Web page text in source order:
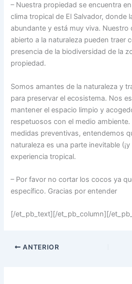
– Nuestra propiedad se encuentra
clima tropical de El Salvador, donde
abundante y está muy viva. Nuestro
abierto a la naturaleza pueden traer
presencia de la biodiversidad de la
propiedad.
Somos amantes de la naturaleza y
para preservar el ecosistema. Nos
mantener el espacio limpio y
respetuosos con el medio
medidas preventivas, entendemos
naturaleza es una parte inevitable
experiencia tropical.
– Por favor no cortar los cocos ya
específico. Gracias por entender
[/et_pb_text][/et_pb_column][/
ANTERIOR